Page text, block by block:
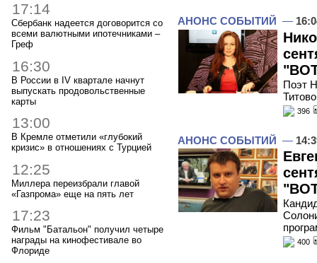
17:14
Сбербанк надеется договорится со
всеми валютными ипотечниками –
Греф
16:30
В России в IV квартале начнут
выпускать продовольственные
карты
13:00
В Кремле отметили «глубокий
кризис» в отношениях с Турцией
12:25
Миллера переизбрали главой
«Газпрома» еще на пять лет
17:23
Фильм "Батальон" получил четыре
награды на кинофестивале во
Флориде
АНОНС СОБЫТИЙ —
Поэт
396
АНОНС СОБЫТИЙ —
400